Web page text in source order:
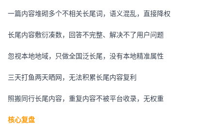
一篇内容堆砌多个不相关长尾词，语义混乱，直接降权
长尾内容敷衍凑数，回答不完整、解决不了用户问题
忽视本地地域，只做全国泛长尾，没有本地精准属性
三天打鱼两天晒网，无法积累长尾内容复利
照搬同行长尾内容，重复内容不被平台收录，无权重
核心复盘